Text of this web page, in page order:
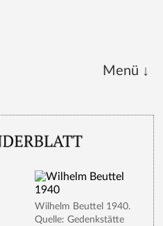
Wilhelm Beuttel 1940.
Quelle: Gedenkstätte